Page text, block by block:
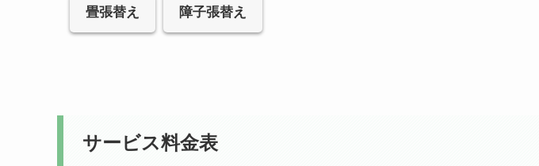
畳張替え 障子張替え
サービス料金表